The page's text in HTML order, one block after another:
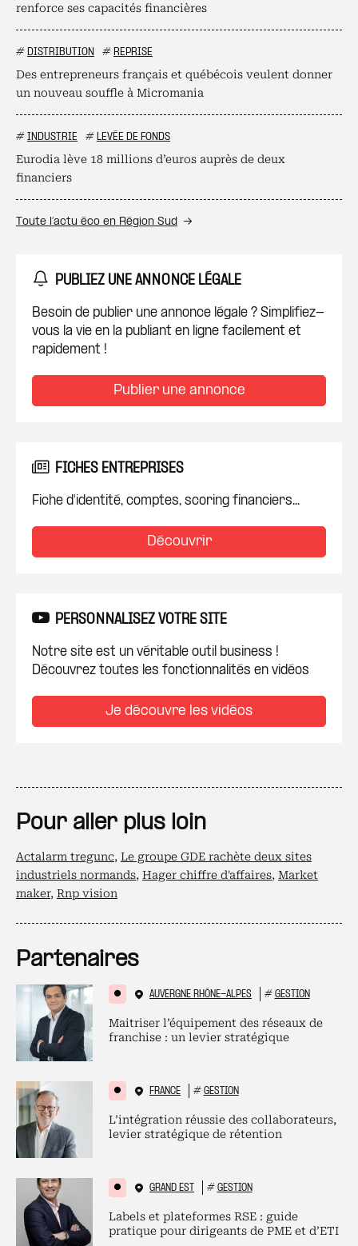
renforce ses capacités financières
# DISTRIBUTION # REPRISE
Des entrepreneurs français et québécois veulent donner
un nouveau souffle à Micromania
# INDUSTRIE # LEVÉE DE FONDS
Eurodia lève 18 millions d’euros auprès de deux
financiers
Toute l’actu éco en Région Sud
PUBLIEZ UNE ANNONCE LÉGALE
Besoin de publier une annonce légale ? Simplifiez-
vous la vie en la publiant en ligne facilement et
rapidement !
Publier une annonce
FICHES ENTREPRISES
Fiche d'identité, comptes, scoring financiers...
Découvrir
PERSONNALISEZ VOTRE SITE
Notre site est un véritable outil business !
Découvrez toutes les fonctionnalités en vidéos
Je découvre les vidéos
Pour aller plus loin
Actalarm tregunc, Le groupe GDE rachète deux sites
industriels normands, Hager chiffre d'affaires, Market
maker, Rnp vision
Partenaires
AUVERGNE RHÔNE-ALPES # GESTION
Maitriser l’équipement des réseaux de
franchise : un levier stratégique
FRANCE # GESTION
L’intégration réussie des collaborateurs,
levier stratégique de rétention
GRAND EST # GESTION
Labels et plateformes RSE : guide
pratique pour dirigeants de PME et d’ETI